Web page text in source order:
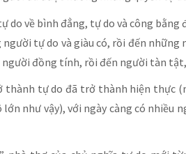
do về bình đẳng, tự do và công
tự do và giàu có, rồi đến
đồng tính, rồi đến người tàn tật,
thành tự do đã trở thành hiện thực
như vậy), với ngày càng có nhiều